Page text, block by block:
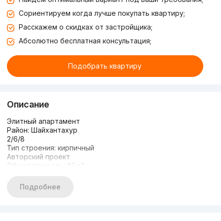
Сориентируем когда лучше покупать квартиру;
Расскажем о скидках от застройщика;
Абсолютно бесплатная консультация;
Подобрать квартиру
Описание
Элитный апартамент
Район: Шайхантахур
2/6/8
Тип строения: кирпичный
Авторский проект
Общая площадь: 65м2
Парковочное место
Детская площадка
Подробнее